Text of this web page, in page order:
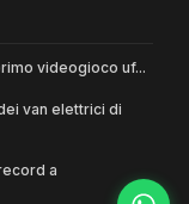
videogioco uf...
van elettrici di
a